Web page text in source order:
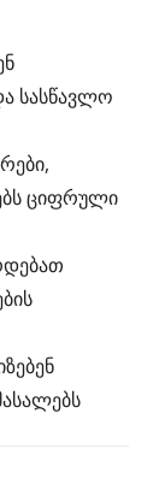
სასწავლო
ციფრული